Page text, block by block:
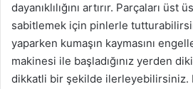
dayanıklılığını artırır. Parçaları üst
sabitlemek için pinlerle
yaparken kumaşın kaymasını
makinesi ile başladığınız yerden
dikkatli bir şekilde ilerleyebilirsiniz.